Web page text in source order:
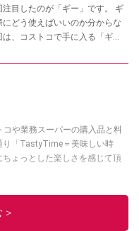
したのが「ギー」です。 ギ
どう使えばいいのか分からな
を使うだけで、手軽に本格カ
てみたい方は、ぜひ参考にし
コや業務スーパーの購入品と料
り「TastyTime＝美味しい時
ょっとした楽しさを感じて頂
シストの他の記事を読む